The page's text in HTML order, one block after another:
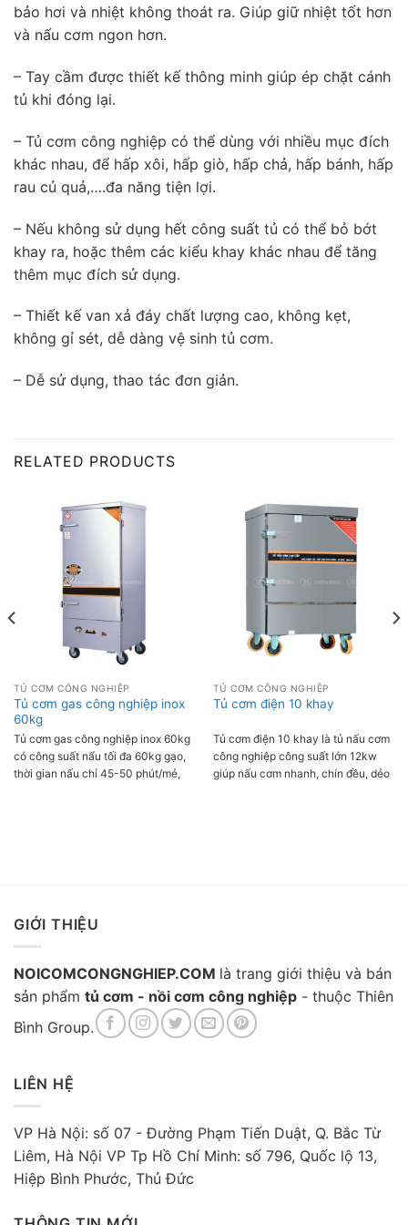
bảo hơi và nhiệt không thoát ra. Giúp giữ nhiệt tốt hơn
và nấu cơm ngon hơn.
– Tay cầm được thiết kế thông minh giúp ép chặt cánh
tủ khi đóng lại.
– Tủ cơm công nghiệp có thể dùng với nhiều mục đích
khác nhau, để hấp xôi, hấp giò, hấp chả, hấp bánh, hấp
rau củ quả,….đa năng tiện lợi.
– Nếu không sử dụng hết công suất tủ có thể bỏ bớt
khay ra, hoặc thêm các kiểu khay khác nhau để tăng
thêm mục đích sử dụng.
– Thiết kế van xả đáy chất lượng cao, không kẹt,
không gỉ sét, dễ dàng vệ sinh tủ cơm.
– Dễ sử dụng, thao tác đơn giản.
RELATED PRODUCTS
TỦ CƠM CÔNG NGHIỆP
Tủ cơm gas công nghiệp inox
60kg
Tủ cơm gas công nghiệp inox 60kg
có công suất nấu tối đa 60kg gạo,
thời gian nấu chỉ 45-50 phút/mẻ,
TỦ CƠM CÔNG NGHIỆP
Tủ cơm điện 10 khay
Tủ cơm điện 10 khay là tủ nấu cơm
công nghiệp công suất lớn 12kw
giúp nấu cơm nhanh, chín đều, dẻo
GIỚI THIỆU
NOICOMCONGNGHIEP.COM là trang giới thiệu và bán
sản phẩm tủ cơm - nồi cơm công nghiệp - thuộc Thiên
Bình Group.
LIÊN HỆ
VP Hà Nội: số 07 - Đường Phạm Tiến Duật, Q. Bắc Từ
Liêm, Hà Nội VP Tp Hồ Chí Minh: số 796, Quốc lộ 13,
Hiệp Bình Phước, Thủ Đức